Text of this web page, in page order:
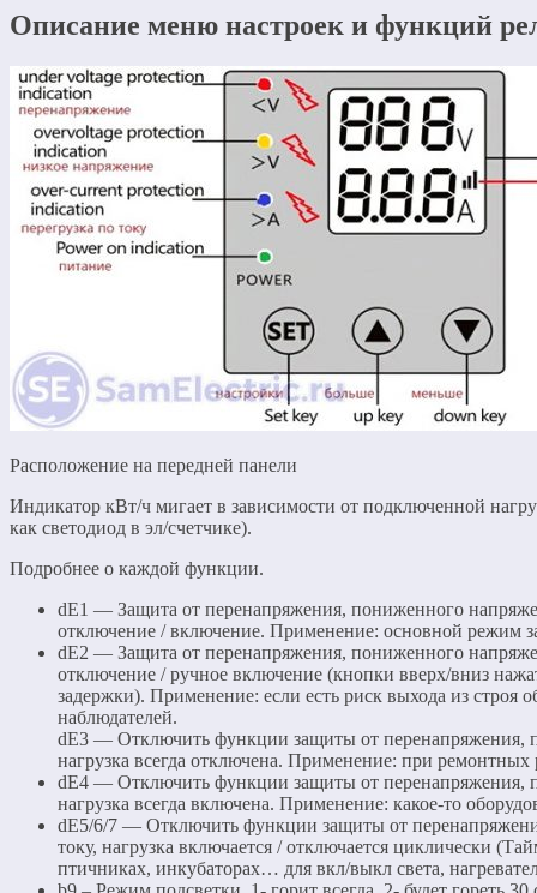
Описание меню настроек и функций
Расположение на передней панели
Индикатор кВт/ч мигает в зависимости от подключенной
как светодиод в эл/счетчике).
Подробнее о каждой функции.
dE1 — Защита от перенапряжения, пониженного
отключение / включение. Применение: основной режим
dE2 — Защита от перенапряжения, пониженного
отключение / ручное включение (кнопки вверх/вниз
задержки). Применение: если есть риск выхода из строя
наблюдателей.
dE3 — Отключить функции защиты от перенапряжения,
нагрузка всегда отключена. Применение: при ремонтных
dE4 — Отключить функции защиты от перенапряжения,
нагрузка всегда включена. Применение: какое-то
dE5/6/7 — Отключить функции защиты от
току, нагрузка включается / отключается циклически
птичниках, инкубаторах… для вкл/выкл света,